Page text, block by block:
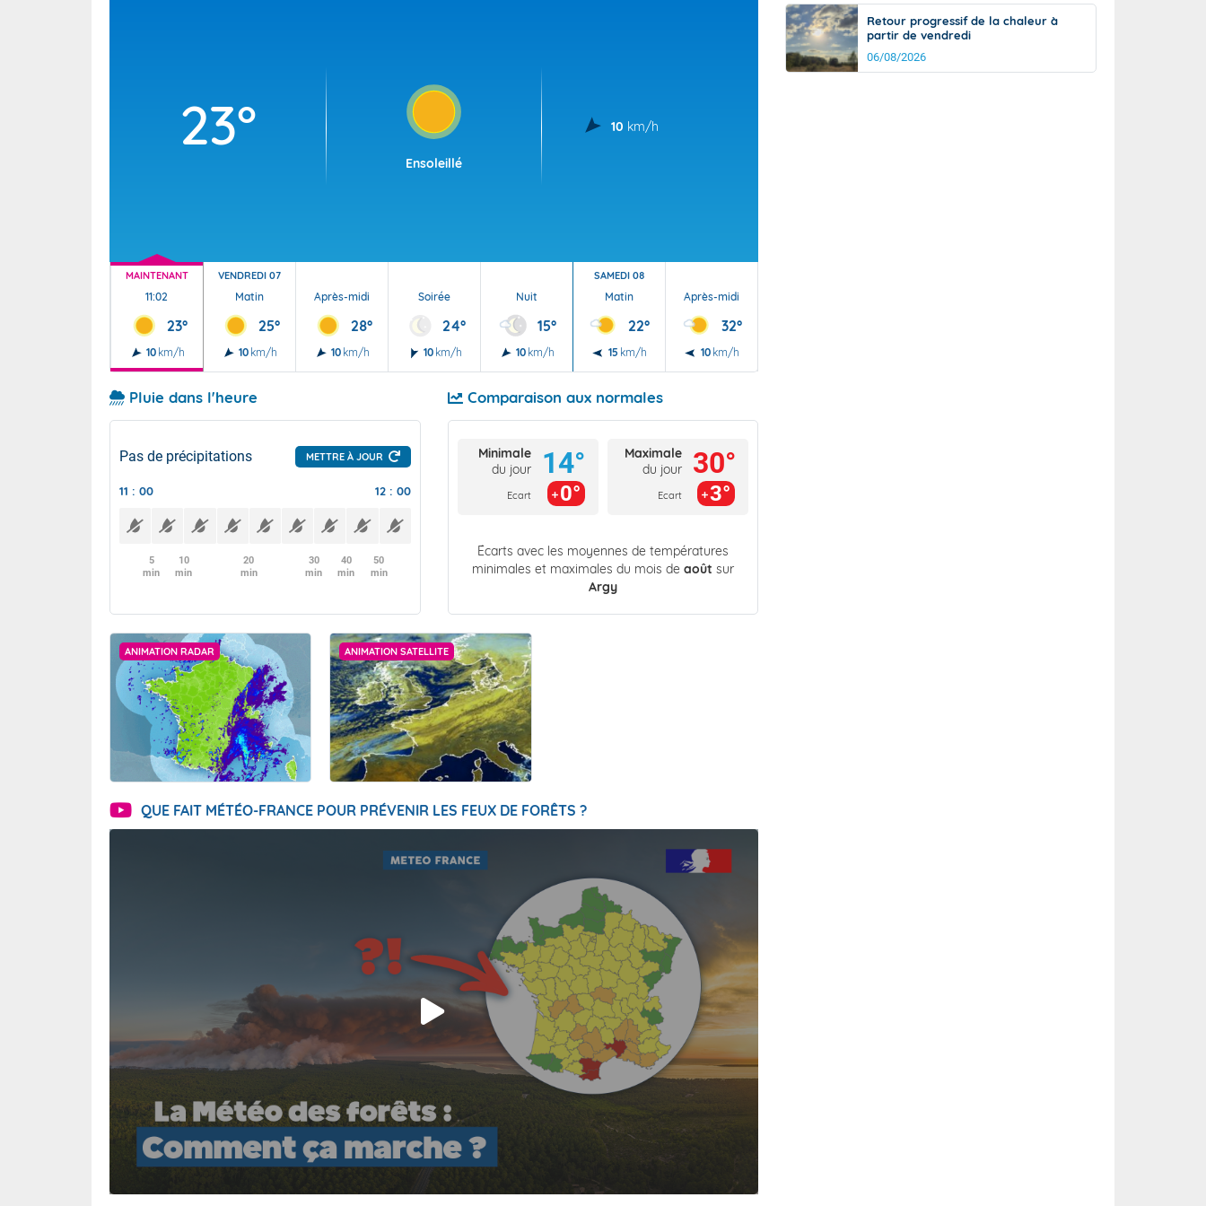
23°
Ensoleillé
10 km/h
MAINTENANT
11:02
23°
10 km/h
VENDREDI 07
Matin
25°
10 km/h
Après-midi
28°
10 km/h
Soirée
24°
10 km/h
Nuit
15°
10 km/h
SAMEDI 08
Matin
22°
15 km/h
Après-midi
32°
10 km/h
Pluie dans l'heure
Pas de précipitations METTRE À JOUR
11 : 00 12 : 00
5
min
10
min
20
min
30
min
40
min
50
min
Comparaison aux normales
Minimale
du jour
Ecart
14°
0°
Maximale
du jour
Ecart
30°
3°
Écarts avec les moyennes de températures
minimales et maximales du mois de août sur
Argy
ANIMATION RADAR ANIMATION SATELLITE
QUE FAIT MÉTÉO-FRANCE POUR PRÉVENIR LES FEUX DE FORÊTS ?
Retour progressif de la chaleur à
partir de vendredi
06/08/2026